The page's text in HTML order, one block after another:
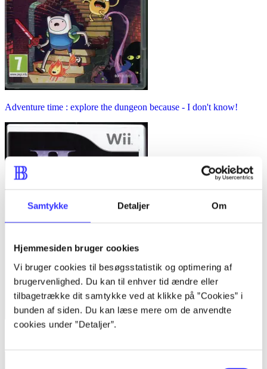
Samtykke Detaljer Om
Hjemmesiden bruger cookies
Vi bruger cookies til besøgsstatistik og optimering af
brugervenlighed. Du kan til enhver tid ændre eller
tilbagetrække dit samtykke ved at klikke på ”Cookies” i
bunden af siden. Du kan læse mere om de anvendte
cookies under ”Detaljer”.
Adventure time : explore the dungeon because - I don't know!